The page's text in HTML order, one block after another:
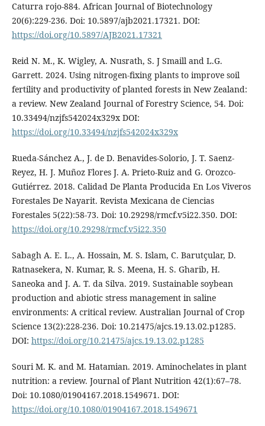
Caturra rojo-884. African Journal of Biotechnology
20(6):229-236. Doi: 10.5897/ajb2021.17321. DOI:
https://doi.org/10.5897/AJB2021.17321
Reid N. M., K. Wigley, A. Nusrath, S. J Smaill and L.G.
Garrett. 2024. Using nitrogen-fixing plants to improve soil
fertility and productivity of planted forests in New Zealand:
a review. New Zealand Journal of Forestry Science, 54. Doi:
10.33494/nzjfs542024x329x DOI:
https://doi.org/10.33494/nzjfs542024x329x
Rueda-Sánchez A., J. de D. Benavides-Solorio, J. T. Saenz-
Reyez, H. J. Muñoz Flores J. A. Prieto-Ruiz and G. Orozco-
Gutiérrez. 2018. Calidad De Planta Producida En Los Viveros
Forestales De Nayarit. Revista Mexicana de Ciencias
Forestales 5(22):58-73. Doi: 10.29298/rmcf.v5i22.350. DOI:
https://doi.org/10.29298/rmcf.v5i22.350
Sabagh A. E. L., A. Hossain, M. S. Islam, C. Barutçular, D.
Ratnasekera, N. Kumar, R. S. Meena, H. S. Gharib, H.
Saneoka and J. A. T. da Silva. 2019. Sustainable soybean
production and abiotic stress management in saline
environments: A critical review. Australian Journal of Crop
Science 13(2):228-236. Doi: 10.21475/ajcs.19.13.02.p1285.
DOI: https://doi.org/10.21475/ajcs.19.13.02.p1285
Souri M. K. and M. Hatamian. 2019. Aminochelates in plant
nutrition: a review. Journal of Plant Nutrition 42(1):67–78.
Doi: 10.1080/01904167.2018.1549671. DOI:
https://doi.org/10.1080/01904167.2018.1549671